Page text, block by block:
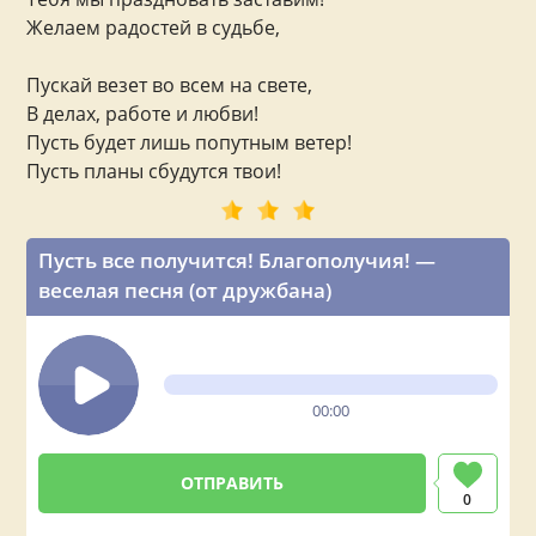
Пусть все получится! Благополучия! —
веселая песня (от дружбана)
00:00
0
Желаем радостей в судьбе,
Пускай везет во всем на свете,
В делах, работе и любви!
Пусть будет лишь попутным ветер!
Пусть планы сбудутся твои!